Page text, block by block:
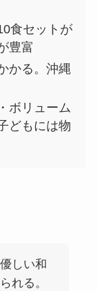
食セットが
豊富
かる。沖縄
ボリューム
どもには物
しい和
れる。